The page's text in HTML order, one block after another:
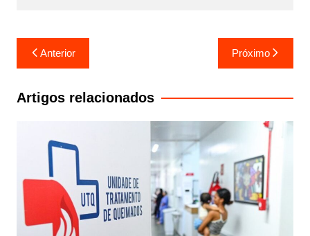
Navegação
de
Post
Anterior Próximo
Artigos relacionados